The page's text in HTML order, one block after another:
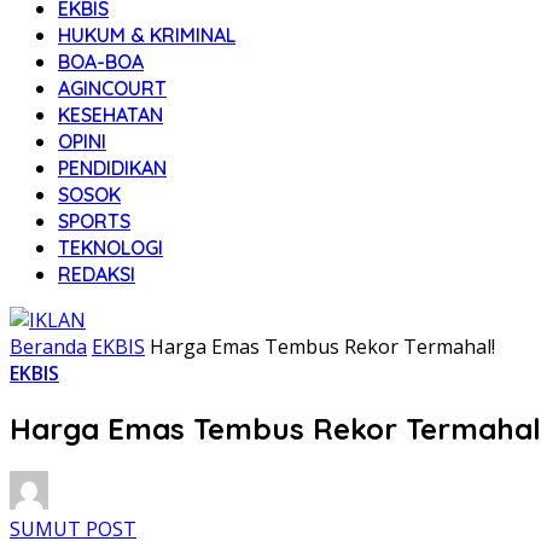
EKBIS
HUKUM & KRIMINAL
BOA-BOA
AGINCOURT
KESEHATAN
OPINI
PENDIDIKAN
SOSOK
SPORTS
TEKNOLOGI
REDAKSI
Beranda EKBIS Harga Emas Tembus Rekor Termahal!
EKBIS
Harga Emas Tembus Rekor
SUMUT POST